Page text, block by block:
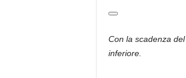
Con la scadenza
inferiore.